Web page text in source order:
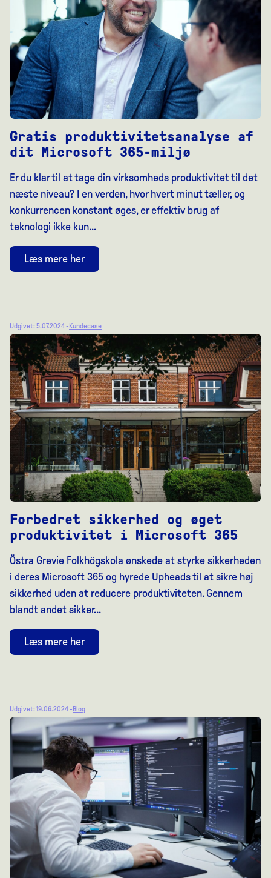
Gratis produktivitetsanalyse af
dit Microsoft 365-miljø
Er du klar til at tage din virksomheds produktivitet til det
næste niveau? I en verden, hvor hvert minut tæller, og
konkurrencen konstant øges, er effektiv brug af
teknologi ikke kun...
Læs mere her
Udgivet: 5.07.2024 -Kundecase
Forbedret sikkerhed og øget
produktivitet i Microsoft 365
Östra Grevie Folkhögskola ønskede at styrke sikkerheden
i deres Microsoft 365 og hyrede Upheads til at sikre høj
sikkerhed uden at reducere produktiviteten. Gennem
blandt andet sikker...
Læs mere her
Udgivet: 19.06.2024 - Blog